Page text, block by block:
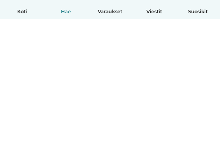
Koti Hae Varaukset Viestit Suosikit